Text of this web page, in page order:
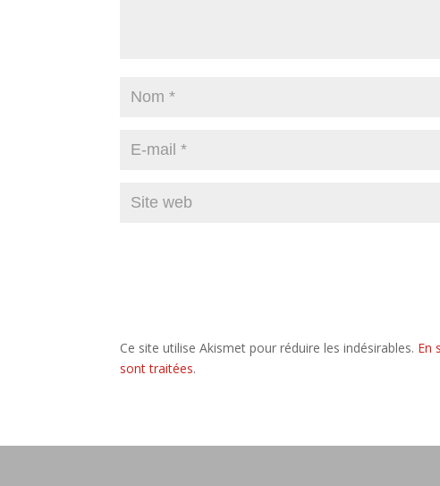
Ce site utilise Akismet pour réduire les indésirables. En
sont traitées.